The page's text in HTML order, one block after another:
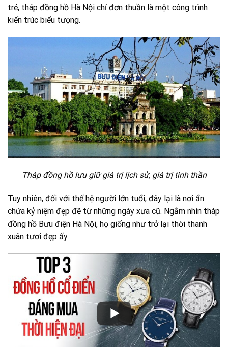
trẻ, tháp đồng hồ Hà Nội chỉ đơn thuần là một công trình
kiến trúc biểu tượng.
Tháp đồng hồ lưu giữ giá trị lịch sử, giá trị tinh thần
Tuy nhiên, đối với thế hệ người lớn tuổi, đây lại là nơi ẩn
chứa kỷ niệm đẹp đẽ từ những ngày xưa cũ. Ngắm nhìn tháp
đồng hồ Bưu điện Hà Nội, họ giống như trở lại thời thanh
xuân tươi đẹp ấy.